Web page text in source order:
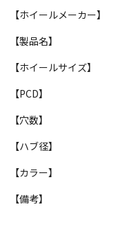
【ホイールメーカー】
【製品名】
【ホイールサイズ】
【PCD】
【穴数】
【ハブ径】
【カラー】
【備考】